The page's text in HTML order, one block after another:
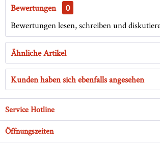
Bewertungen
0
Bewertungen lesen, schreiben und
Ähnliche Artikel
Kunden haben sich ebenfalls angesehen
Service Hotline
Öffnungszeiten